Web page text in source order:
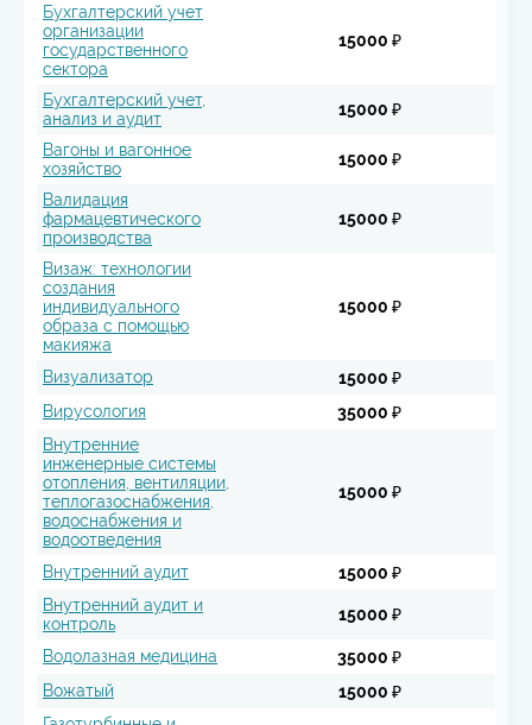
Бухгалтерский учет
организации
государственного
сектора
15000 ₽
Бухгалтерский учет,
анализ и аудит
15000 ₽
Вагоны и вагонное
хозяйство
15000 ₽
Валидация
фармацевтического
производства
15000 ₽
Визаж: технологии
создания
индивидуального
образа с помощью
макияжа
15000 ₽
Визуализатор
15000 ₽
Вирусология
35000 ₽
Внутренние
инженерные системы
отопления, вентиляции,
теплогазоснабжения,
водоснабжения и
водоотведения
15000 ₽
Внутренний аудит
15000 ₽
Внутренний аудит и
контроль
15000 ₽
Водолазная медицина
35000 ₽
Вожатый
15000 ₽